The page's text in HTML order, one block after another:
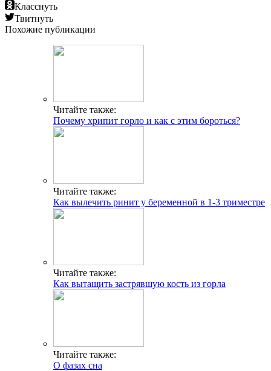
Класснуть
Твитнуть
Похожие публикации
Читайте также:
Почему хрипит горло и как с этим бороться?
Читайте также:
Как вылечить ринит у беременной в 1-3 триместре
Читайте также:
Как вытащить застрявшую кость из горла
Читайте также:
О фазах сна